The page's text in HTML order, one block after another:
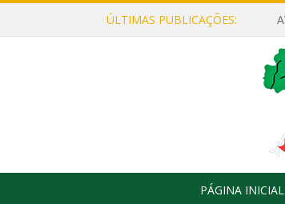
ÚLTIMAS PUBLICAÇÕES:
PÁGINA INICIAL